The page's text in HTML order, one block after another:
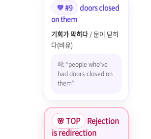
💜 #9
doors closed
on them
기회가 막히다 / 문이 닫히
다(비유)
예: “people who’ve
had doors closed on
them”
🌸 TOP
Rejection
is redirection